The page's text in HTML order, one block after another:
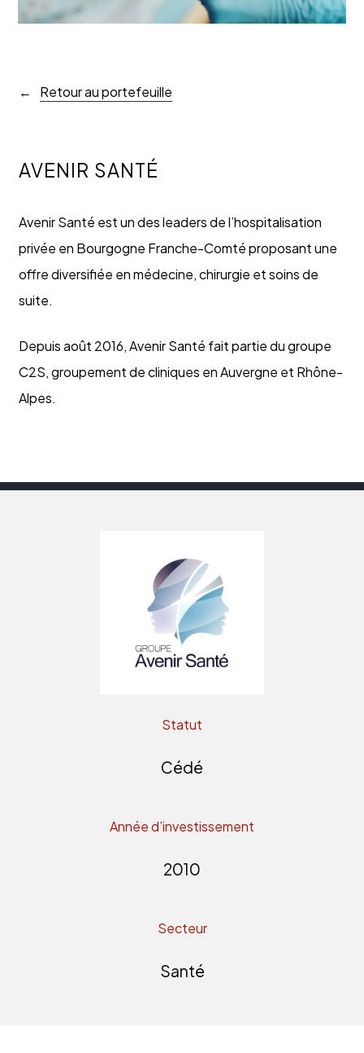
Retour au portefeuille
AVENIR SANTÉ
Avenir Santé est un des leaders de l’hospitalisation
privée en Bourgogne Franche-Comté proposant une
offre diversifiée en médecine, chirurgie et soins de
suite.
Depuis août 2016, Avenir Santé fait partie du groupe
C2S, groupement de cliniques en Auvergne et Rhône-
Alpes.
Statut
Cédé
Année d’investissement
2010
Secteur
Santé